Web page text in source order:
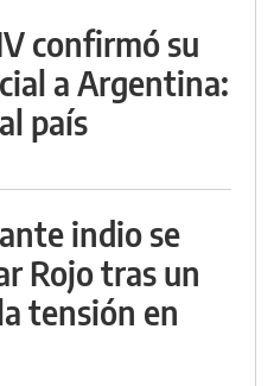
confirmó su
a Argentina:
país
indio se
Rojo tras un
tensión en